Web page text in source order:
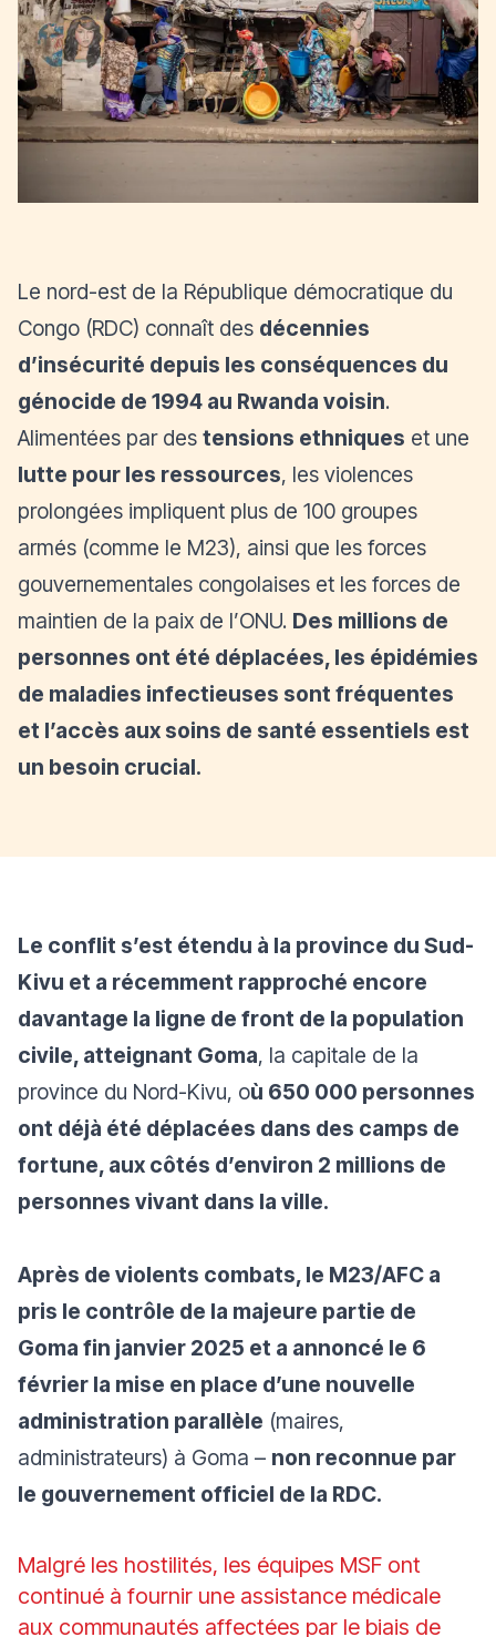
Le nord-est de la République démocratique du
Congo (RDC) connaît des décennies
d’insécurité depuis les conséquences du
génocide de 1994 au Rwanda voisin.
Alimentées par des tensions ethniques et une
lutte pour les ressources, les violences
prolongées impliquent plus de 100 groupes
armés (comme le M23), ainsi que les forces
gouvernementales congolaises et les forces de
maintien de la paix de l’ONU. Des millions de
personnes ont été déplacées, les épidémies
de maladies infectieuses sont fréquentes
et l’accès aux soins de santé essentiels est
un besoin crucial.
Le conflit s’est étendu à la province du Sud-
Kivu et a récemment rapproché encore
davantage la ligne de front de la population
civile, atteignant Goma, la capitale de la
province du Nord-Kivu, où 650 000 personnes
ont déjà été déplacées dans des camps de
fortune, aux côtés d’environ 2 millions de
personnes vivant dans la ville.
Après de violents combats, le M23/AFC a
pris le contrôle de la majeure partie de
Goma fin janvier 2025 et a annoncé le 6
février la mise en place d’une nouvelle
administration parallèle (maires,
administrateurs) à Goma – non reconnue par
le gouvernement officiel de la RDC.
Malgré les hostilités, les équipes MSF ont
continué à fournir une assistance médicale
aux communautés affectées par le biais de